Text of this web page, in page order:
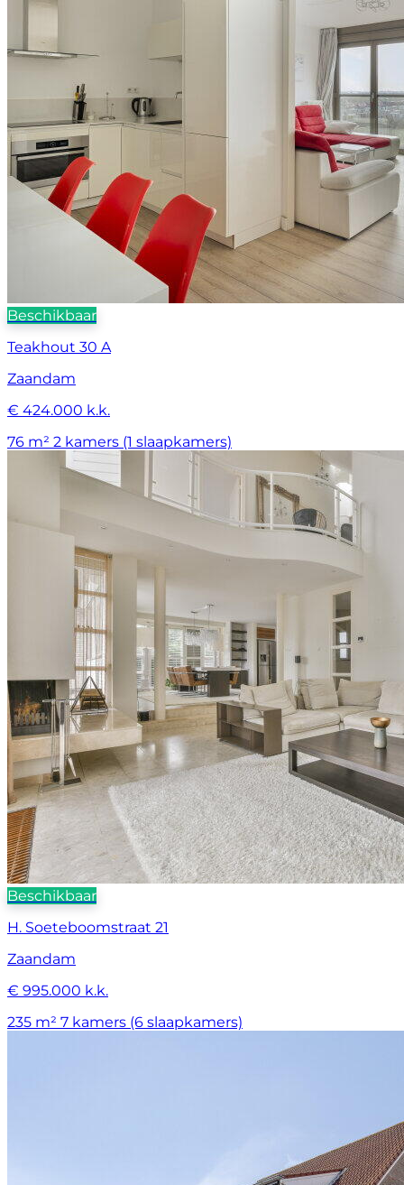
Beschikbaar
Teakhout 30 A
Zaandam
€ 424.000 k.k.
76 m² 2 kamers (1 slaapkamers)
Beschikbaar
H. Soeteboomstraat 21
Zaandam
€ 995.000 k.k.
235 m² 7 kamers (6 slaapkamers)